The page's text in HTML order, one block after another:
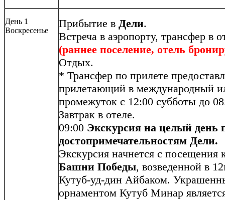
День 1
Воскресенье
Прибытие в Дели.
Встреча в аэропорту, трансфер в
(раннее поселение, отель
Отдых.
* Трансфер по прилете
прилетающий в международный
промежуток с 12:00 субботы до
Завтрак в отеле.
09:00 Экскурсия на целый день
достопримечательностям Дели.
Экскурсия начнется с посещения
Башни Победы, возведенной в
Кутуб-уд-дин Айбаком.
орнаментом Кутуб Минар